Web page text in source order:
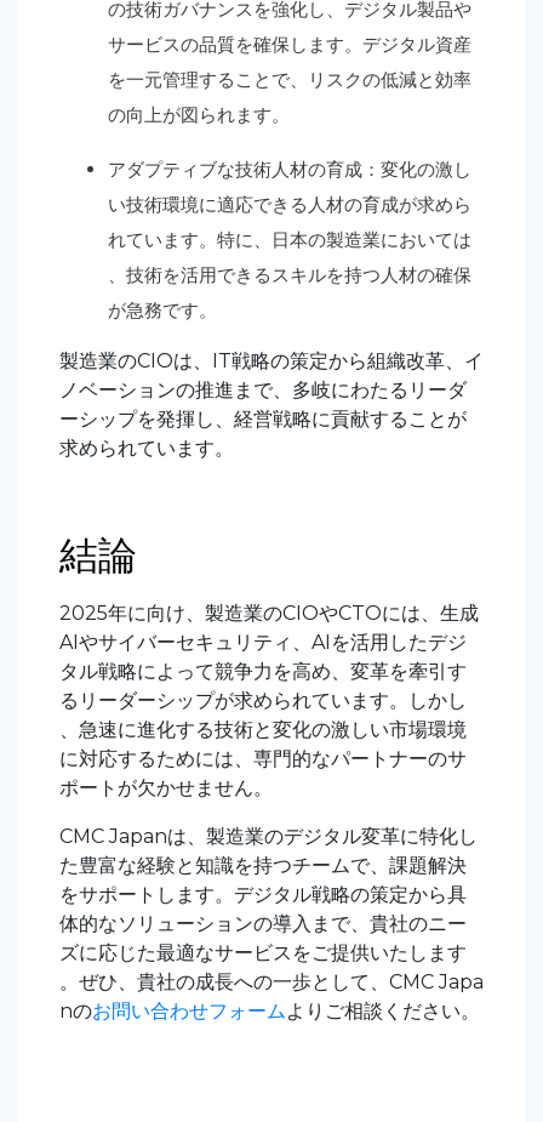
の技術ガバナンスを強化し、デジタル製品や
サービスの品質を確保します。デジタル資産
を一元管理することで、リスクの低減と効率
の向上が図られます。
アダプティブな技術人材の育成：変化の激し
い技術環境に適応できる人材の育成が求めら
れています。特に、日本の製造業においては
、技術を活用できるスキルを持つ人材の確保
が急務です。
製造業のCIOは、IT戦略の策定から組織改革、イ
ノベーションの推進まで、多岐にわたるリーダ
ーシップを発揮し、経営戦略に貢献することが
求められています。
結論
2025年に向け、製造業のCIOやCTOには、生成
AIやサイバーセキュリティ、AIを活用したデジ
タル戦略によって競争力を高め、変革を牽引す
るリーダーシップが求められています。しかし
、急速に進化する技術と変化の激しい市場環境
に対応するためには、専門的なパートナーのサ
ポートが欠かせません。
CMC Japanは、製造業のデジタル変革に特化し
た豊富な経験と知識を持つチームで、課題解決
をサポートします。デジタル戦略の策定から具
体的なソリューションの導入まで、貴社のニー
ズに応じた最適なサービスをご提供いたします
。ぜひ、貴社の成長への一歩として、CMC Japa
nのお問い合わせフォームよりご相談ください。